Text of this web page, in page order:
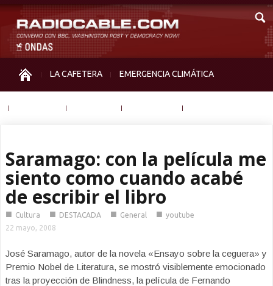
LA CAFETERA EMERGENCIA CLIMÁTICA
Saramago: con la película me
siento como cuando acabé
de escribir el libro
■ Cultura ■ DESTACADA ■ General ■ youtube
22 mayo, 2008
José Saramago, autor de la novela «Ensayo sobre la ceguera» y
Premio Nobel de Literatura, se mostró visiblemente emocionado
tras la proyección de Blindness, la película de Fernando